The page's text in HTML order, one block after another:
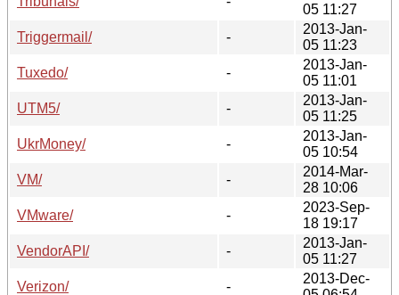
05 11:27
Triggermail/
-
2013-Jan-
05 11:23
Tuxedo/
-
2013-Jan-
05 11:01
UTM5/
-
2013-Jan-
05 11:25
UkrMoney/
-
2013-Jan-
05 10:54
VM/
-
2014-Mar-
28 10:06
VMware/
-
2023-Sep-
18 19:17
VendorAPI/
-
2013-Jan-
05 11:27
Verizon/
-
2013-Dec-